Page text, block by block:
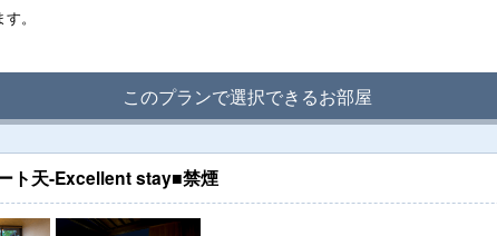
。
このプランで選択できるお部屋
ト天-Excellent stay■禁煙